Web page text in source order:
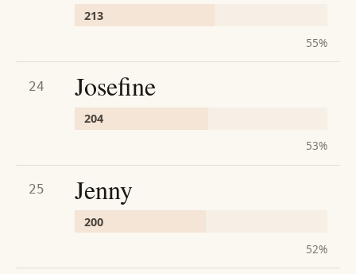
213
55%
24 Josefine
204
53%
25 Jenny
200
52%